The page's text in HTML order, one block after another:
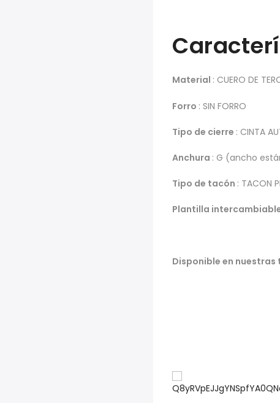
Material : CUERO DE
Forro : SIN FORRO
Tipo de cierre : CINTA
Anchura : G (ancho
Tipo de tacón : TACON
Plantilla
Disponible en